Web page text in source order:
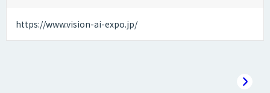
https://www.vision-ai-expo.jp/